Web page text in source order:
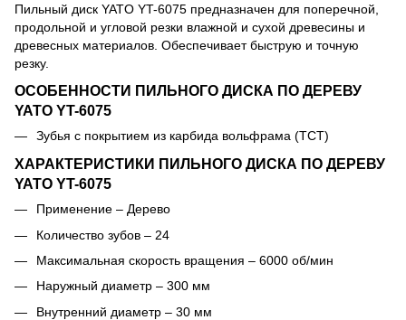
Пильный диск YATO YT-6075 предназначен для поперечной,
продольной и угловой резки влажной и сухой древесины и
древесных материалов. Обеспечивает быструю и точную
резку.
ОСОБЕННОСТИ ПИЛЬНОГО ДИСКА ПО ДЕРЕВУ
YATO YT-6075
Зубья с покрытием из карбида вольфрама (TCT)
ХАРАКТЕРИСТИКИ ПИЛЬНОГО ДИСКА ПО ДЕРЕВУ
YATO YT-6075
Применение – Дерево
Количество зубов – 24
Максимальная скорость вращения – 6000 об/мин
Наружный диаметр – 300 мм
Внутренний диаметр – 30 мм